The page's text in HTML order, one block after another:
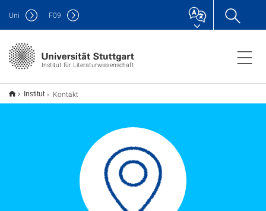
Institut für Literaturwissenschaft
Uni F09
Institut Kontakt